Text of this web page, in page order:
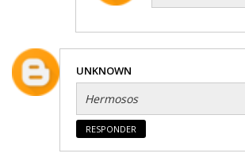
UNKNOWN
Hermosos
RESPONDER